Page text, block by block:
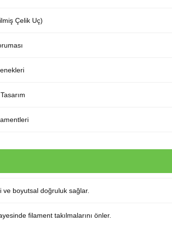
Çelik Uç)
boyutsal doğruluk sağlar.
filament takılmalarını önler.